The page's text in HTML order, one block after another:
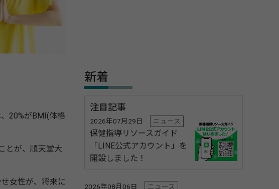
20%がBMI(体格
とが、順天堂大
女性が、将来に
新着
注目記事
2026年07月29日 ニュース
保健指導リソースガイド
「LINE公式アカウント」を
開設しました！
2026年08月06日 ニュース